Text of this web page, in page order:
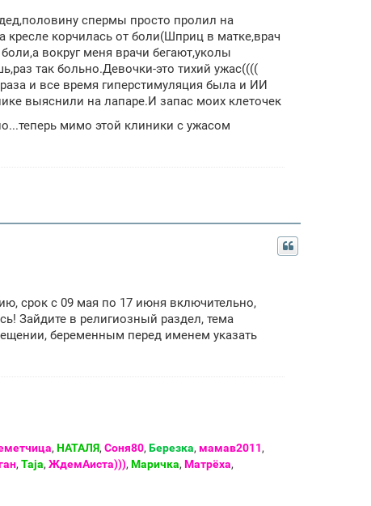
спермы просто пролил на
корчилась от боли(Шприц в матке,врач
вокруг меня врачи бегают,уколы
так больно.Девочки-это тихий ужас((((
и все время гиперстимуляция была и ИИ
выяснили на лапаре.И запас моих клеточек
мимо этой клиники с ужасом
срок с 09 мая по 17 июня включительно,
Зайдите в религиозный раздел, тема
беременным перед именем указать
, НАТАЛЯ, Соня80, Березка, мамав2011,
, Taja, ЖдемАиста))), Маричка, Матрёха,